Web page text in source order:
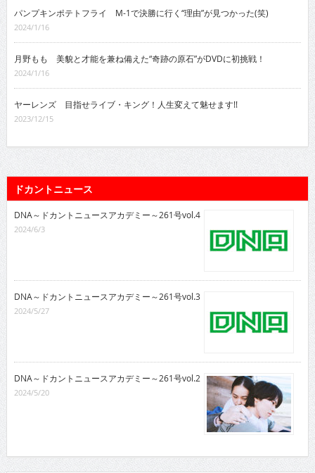
パンプキンポテトフライ M-1で決勝に行く“理由”が見つかった(笑)
2024/1/16
月野もも 美貌と才能を兼ね備えた“奇跡の原石”がDVDに初挑戦！
2024/1/16
ヤーレンズ 目指せライブ・キング！人生変えて魅せます!!
2023/12/15
ドカントニュース
DNA～ドカントニュースアカデミー～261号vol.4
2024/6/3
DNA～ドカントニュースアカデミー～261号vol.3
2024/5/27
DNA～ドカントニュースアカデミー～261号vol.2
2024/5/20